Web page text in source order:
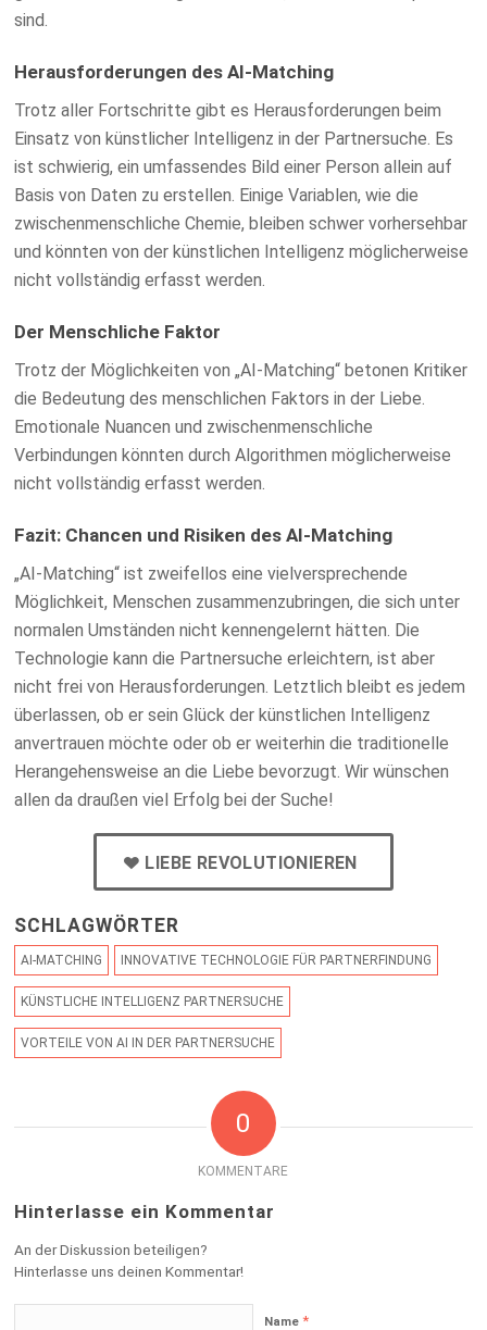
sind.
Herausforderungen des AI-Matching
Trotz aller Fortschritte gibt es Herausforderungen beim
Einsatz von künstlicher Intelligenz in der Partnersuche. Es
ist schwierig, ein umfassendes Bild einer Person allein auf
Basis von Daten zu erstellen. Einige Variablen, wie die
zwischenmenschliche Chemie, bleiben schwer vorhersehbar
und könnten von der künstlichen Intelligenz möglicherweise
nicht vollständig erfasst werden.
Der Menschliche Faktor
Trotz der Möglichkeiten von „AI-Matching“ betonen Kritiker
die Bedeutung des menschlichen Faktors in der Liebe.
Emotionale Nuancen und zwischenmenschliche
Verbindungen könnten durch Algorithmen möglicherweise
nicht vollständig erfasst werden.
Fazit: Chancen und Risiken des AI-Matching
„AI-Matching“ ist zweifellos eine vielversprechende
Möglichkeit, Menschen zusammenzubringen, die sich unter
normalen Umständen nicht kennengelernt hätten. Die
Technologie kann die Partnersuche erleichtern, ist aber
nicht frei von Herausforderungen. Letztlich bleibt es jedem
überlassen, ob er sein Glück der künstlichen Intelligenz
anvertrauen möchte oder ob er weiterhin die traditionelle
Herangehensweise an die Liebe bevorzugt. Wir wünschen
allen da draußen viel Erfolg bei der Suche!
LIEBE REVOLUTIONIEREN
SCHLAGWÖRTER
AI-MATCHING INNOVATIVE TECHNOLOGIE FÜR PARTNERFINDUNG
KÜNSTLICHE INTELLIGENZ PARTNERSUCHE
VORTEILE VON AI IN DER PARTNERSUCHE
0
KOMMENTARE
Hinterlasse ein Kommentar
An der Diskussion beteiligen?
Hinterlasse uns deinen Kommentar!
Name*